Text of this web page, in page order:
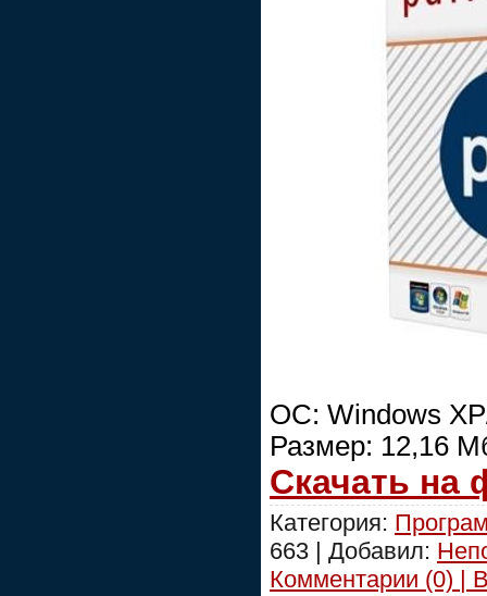
ОС: Windows
Размер: 12,16
Скачать на
Категория:
663 | Добавил:
Комментарии (0) |